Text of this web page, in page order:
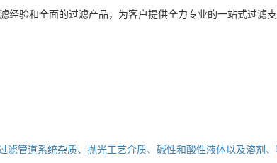
经验和全面的过滤产品，为客户提供全力专业的一站式过
滤管道系统杂质、抛光工艺介质、碱性和酸性液体以及溶剂